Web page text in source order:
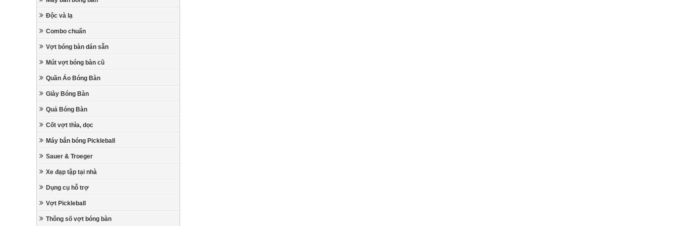
Độc và lạ
Combo chuẩn
Vợt bóng bàn dán sẵn
Mút vợt bóng bàn cũ
Quần Áo Bóng Bàn
Giày Bóng Bàn
Quả Bóng Bàn
Cốt vợt thìa, dọc
Máy bắn bóng Pickleball
Sauer & Troeger
Xe đạp tập tại nhà
Dụng cụ hỗ trợ
Vợt Pickleball
Thông số vợt bóng bàn